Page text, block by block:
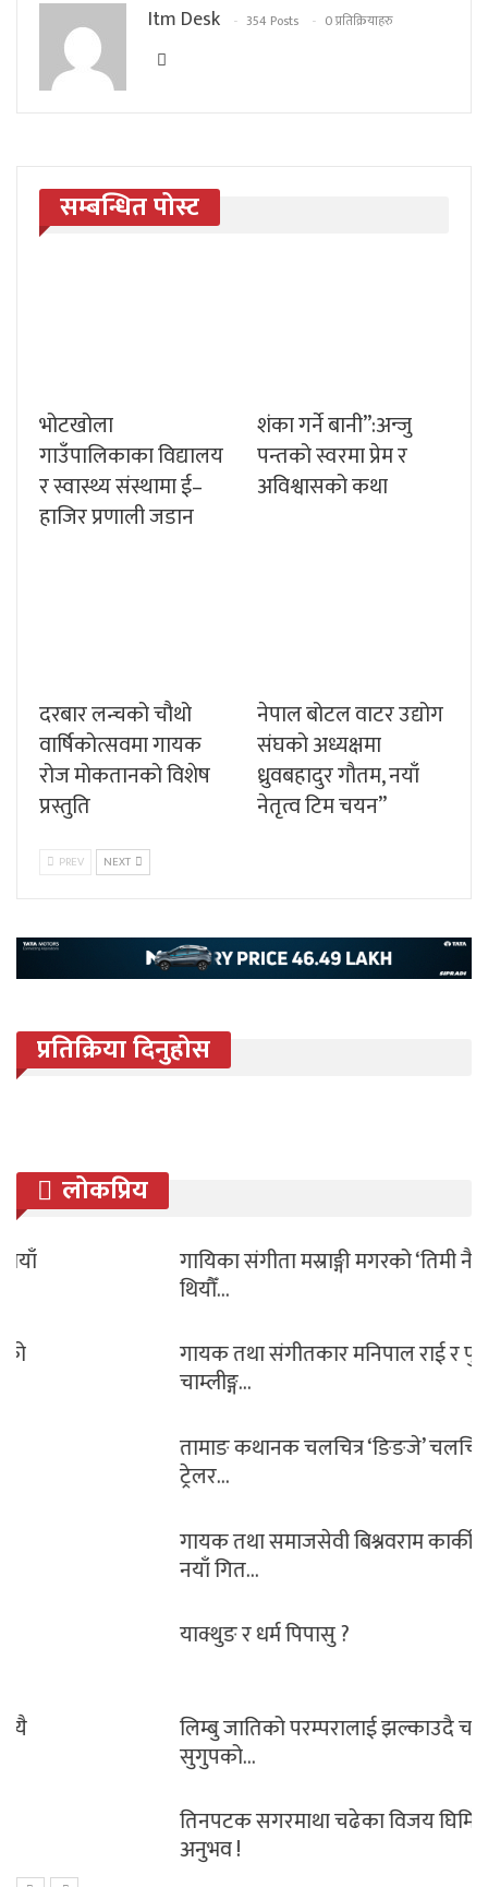
Itm Desk 354 Posts 0 प्रतिक्रियाहरु
सम्बन्धित पोस्ट
भोटखोला
गाउँपालिकाका विद्यालय
र स्वास्थ्य संस्थामा ई–
हाजिर प्रणाली जडान
शंका गर्ने बानी”:अन्जु
पन्तको स्वरमा प्रेम र
अविश्वासको कथा
दरबार लन्चको चौथो
वार्षिकोत्सवमा गायक
रोज मोकतानको विशेष
प्रस्तुति
नेपाल बोटल वाटर उद्योग
संघको अध्यक्षमा
ध्रुवबहादुर गौतम, नयाँ
नेतृत्व टिम चयन”
PREV NEXT
प्रतिक्रिया दिनुहोस
लोकप्रिय
गायिका संगीता मस्राङ्गी मगरको ‘तिमी नै त
गायक तथा संगीतकार मनिपाल राई र पुनम
चाम्लीङ्ग…
तामाङ कथानक चलचित्र ‘ङिङजे’ चलचित्रको
गायक तथा समाजसेवी बिश्नवराम कार्कीको
नयाँ गित…
याक्थुङ र धर्म पिपासु ?
लिम्बु जातिको परम्परालाई झल्काउदै चलचित्र
सुगुपको…
तिनपटक सगरमाथा चढेका विजय घिमिरेको
अनुभव !